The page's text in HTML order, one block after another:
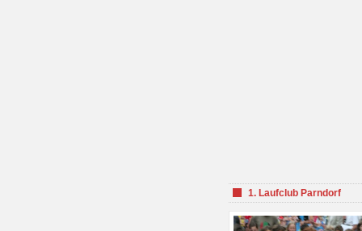
1. Laufclub Parndorf